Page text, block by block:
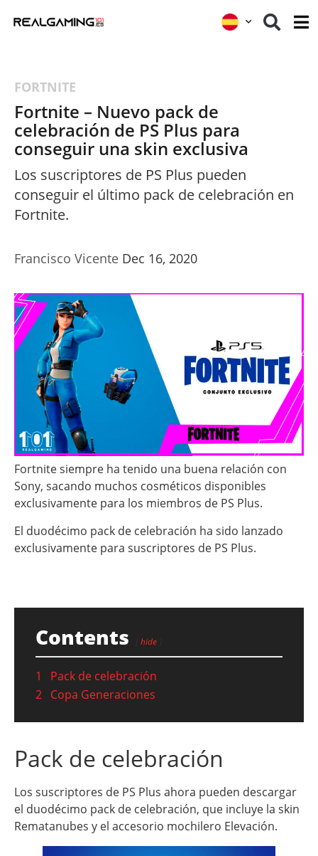
FORTNITE
Fortnite – Nuevo pack de
celebración de PS Plus para
conseguir una skin exclusiva
Los suscriptores de PS Plus pueden
conseguir el último pack de celebración en
Fortnite.
Francisco Vicente Dec 16, 2020
Fortnite siempre ha tenido una buena relación con
Sony, sacando muchos cosméticos disponibles
exclusivamente para los miembros de PS Plus.
El duodécimo pack de celebración ha sido lanzado
exclusivamente para suscriptores de PS Plus.
Contents hide
1
Pack de celebración
2 Copa Generaciones
Pack de celebración
Los suscriptores de PS Plus ahora pueden descargar
el duodécimo pack de celebración, que incluye la skin
Rematanubes y el accesorio mochilero Elevación.